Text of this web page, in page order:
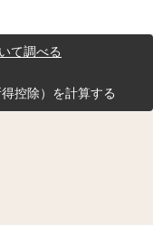
て調べる
控除）を計算する